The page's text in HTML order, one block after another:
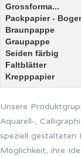
Grossforma...
Packpapier -
Braunpappe
Graupappe
Seiden färbig
Faltblätter
Krepppapier
Unsere
Aquarell-,
speziell gestalteten
Möglichkeit, ihre